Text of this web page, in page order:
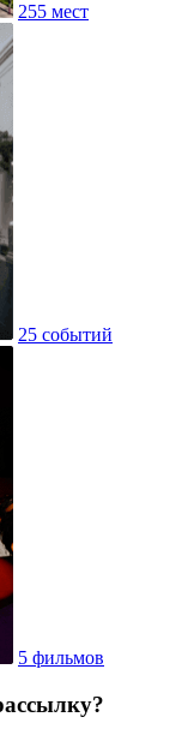
255 мест
25 событий
5 фильмов